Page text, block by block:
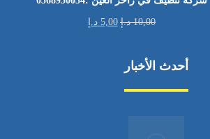
10,00 د.إ 5,00 د.إ
أحدث الأخبار